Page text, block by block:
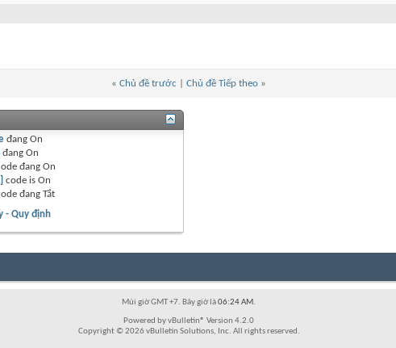
« Chủ đề trước Chủ đề Tiếp theo »
đangOn
đangOn
đangOn
code isOn
đangTắt
- Quy định
Múi giờ GMT +7. Bây giờ là06:24 AM.
Powered by vBulletin® Version 4.2.0
Copyright © 2026 vBulletin Solutions, Inc. All rights reserved.